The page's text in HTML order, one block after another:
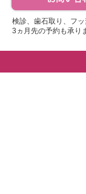
検診、歯石取り、フ
3ヵ月先の予約も承り